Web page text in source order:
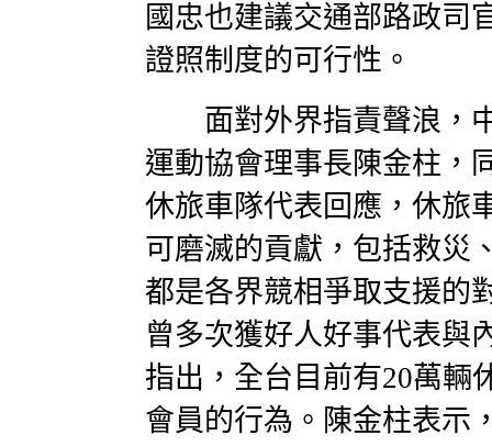
國忠也建議交通部路政司
證照制度的可行性。
面對外界指責聲浪，
運動協會理事長陳金柱，
休旅車隊代表回應，休旅
可磨滅的貢獻，包括救災
都是各界競相爭取支援的
曾多次獲好人好事代表與
指出，全台目前有20萬輛
會員的行為。陳金柱表示